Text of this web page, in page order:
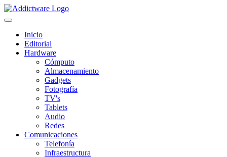
Inicio
Editorial
Hardware
Cómputo
Almacenamiento
Gadgets
Fotografía
TV's
Tablets
Audio
Redes
Comunicaciones
Telefonía
Infraestructura